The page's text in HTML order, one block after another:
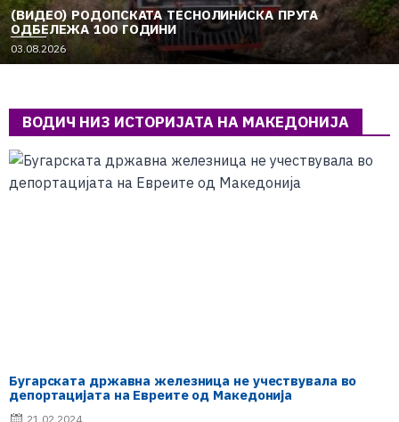
(ВИДЕО) РОДОПСКАТА ТЕСНОЛИНИСКА ПРУГА
ОДБЕЛЕЖА 100 ГОДИНИ
03.08.2026
ВОДИЧ НИЗ ИСТОРИЈАТА НА МАКЕДОНИЈА
Бугарската државна железница не учествувала во
депортацијата на Евреите од Македонија
21.02.2024